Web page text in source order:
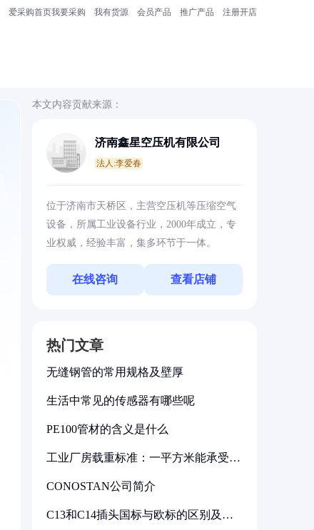
爱采购首页我要采购 我有货源 会员产品 推广产品 注册开店
本文内容贡献来源：
济南鑫星空压机有限公司
法人:李爱春
位于济南市天桥区，主营空压机等压缩空气
设备，所属工业设备行业，2000年成立，专
业权威，经验丰富，集多环节于一体。
在线咨询 查看店铺
热门文章
无缝钢管的常用规格及壁厚
生活中常见的传感器有哪些呢
PE100管材的含义是什么
工业厂房载重标准：一平方米能承受多
CONOSTAN公司简介
C13和C14插头国标与欧标的区别及其